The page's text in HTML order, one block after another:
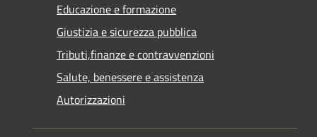
Educazione e formazione
Giustizia e sicurezza pubblica
Tributi,finanze e contravvenzioni
Salute, benessere e assistenza
Autorizzazioni